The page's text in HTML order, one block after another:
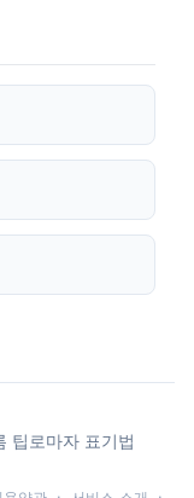
팁 로마자 표기법